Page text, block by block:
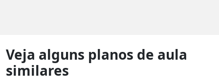
Veja alguns planos de aula
similares